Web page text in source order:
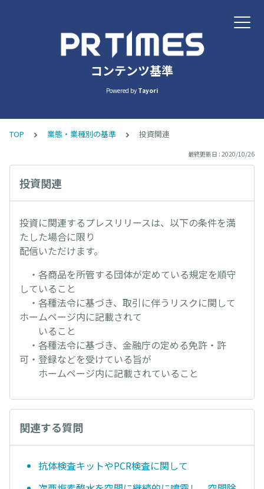
コンテンツ基準
Powered by Tayori
TOP 業態・業種別の基準 投資関連
最終更新日 : 2020/10/26
投資関連
投資に関連するプレスリリースは、以下の条件を満
たした場合に限り
配信いただけます。
・各商品を所管する団体が定めている規定を順守
していること
・各種法令に基づき、取引に伴うリスクに関して
ホームページ内に記載されて
いること
・各種法令に基づき、金融庁の定める免許・許
可・登録などを受けている旨が
ホームページ内に記載されていること
関連する質問
抗体検査キットやPCR検査に関して